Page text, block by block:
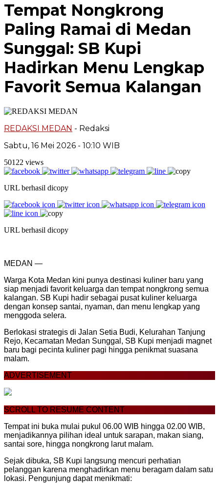
Tempat Nongkrong
Paling Ramai di Medan
Sunggal: SB Kupi
Hadirkan Menu Lengkap
Favorit Semua Kalangan
REDAKSI MEDAN - Redaksi
Sabtu, 16 Mei 2026 - 10:10 WIB
50122 views
URL berhasil dicopy
URL berhasil dicopy
MEDAN —
Warga Kota Medan kini punya destinasi kuliner baru yang
siap menjadi favorit keluarga dan tempat nongkrong semua
kalangan. SB Kupi hadir sebagai pusat kuliner keluarga
dengan konsep santai, nyaman, dan menu lengkap yang
menggoda selera.
Berlokasi strategis di Jalan Setia Budi, Kelurahan Tanjung
Rejo, Kecamatan Medan Sunggal, SB Kupi menjadi magnet
baru bagi pecinta kuliner pagi hingga penikmat suasana
malam.
ADVERTISEMENT
SCROLL TO RESUME CONTENT
Tempat ini buka mulai pukul 06.00 WIB hingga 02.00 WIB,
menjadikannya pilihan ideal untuk sarapan, makan siang,
santai sore, hingga nongkrong larut malam.
Sejak dibuka, SB Kupi langsung mencuri perhatian
pelanggan karena menghadirkan menu beragam dalam satu
lokasi. Pengunjung dapat menikmati: